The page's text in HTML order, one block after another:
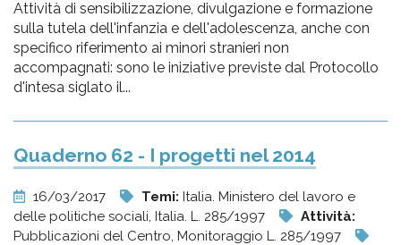
Attività di sensibilizzazione, divulgazione e formazione
sulla tutela dell'infanzia e dell'adolescenza, anche con
specifico riferimento ai minori stranieri non
accompagnati: sono le iniziative previste dal Protocollo
d'intesa siglato il...
Quaderno 62 - I progetti nel 2014
16/03/2017 Temi: Italia. Ministero del lavoro e
delle politiche sociali, Italia. L. 285/1997
Attività:
Pubblicazioni del Centro, Monitoraggio L. 285/1997